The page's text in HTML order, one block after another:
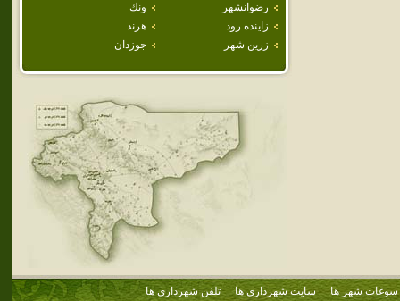
رضوانشهر
ونك
زاينده رود
هرند
زرين شهر
جوزدان
سوغات شهر ها سایت شهرداری ها تلفن شهرداری ها